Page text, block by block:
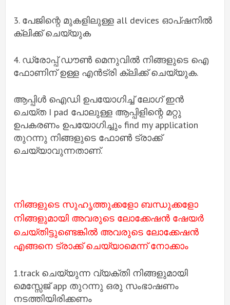
3. പേജിന്റെ മുകളിലുള്ള all devices ഓപ്ഷനിൽ
ക്ലിക്ക് ചെയ്യുക
4. ഡ്രോപ്പ് ഡൗൺ മെനുവിൽ നിങ്ങളുടെ ഐ
ഫോണിന് ഉള്ള എൻട്രി ക്ലിക്ക് ചെയ്യുക.
ആപ്പിൾ ഐഡി ഉപയോഗിച്ച് ലോഗ് ഇൻ
ചെയ്ത I pad പോലുള്ള ആപ്പിളിന്റെ മറ്റു
ഉപകരണം ഉപയോഗിച്ചും find my application
തുറന്നു നിങ്ങളുടെ ഫോൺ ട്രാക്ക്
ചെയ്യാവുന്നതാണ്.
നിങ്ങളുടെ സുഹൃത്തുക്കളോ ബന്ധുക്കളോ
നിങ്ങളുമായി അവരുടെ ലോക്കേഷൻ ഷേയർ
ചെയ്തിട്ടുണ്ടെങ്കിൽ അവരുടെ ലോക്കേഷൻ
എങ്ങനെ ട്രാക്ക് ചെയ്യാമെന്ന് നോക്കാം
1.track ചെയ്യുന്ന വ്യക്തി നിങ്ങളുമായി
മെസ്സേജ് app തുറന്നു ഒരു സംഭാഷണം
നടത്തിയിരിക്കണം